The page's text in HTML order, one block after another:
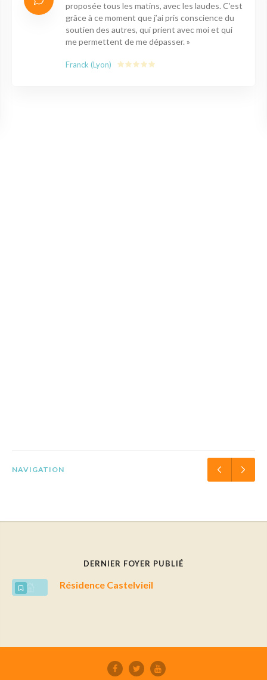
vivre des moments inoubliables. on apprend des
choses des autres avec lesquels on vit. C’est un
lieu qui nous permet aussi d’enrichir notre foi,
de respecter certaines règles importantes pour
de la vie en communauté et je ne regrette pas
NAVIGATION
DERNIER FOYER PUBLIÉ
Résidence Castelvieil